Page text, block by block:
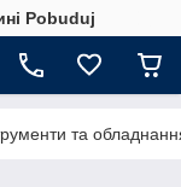
Pobuduj
та